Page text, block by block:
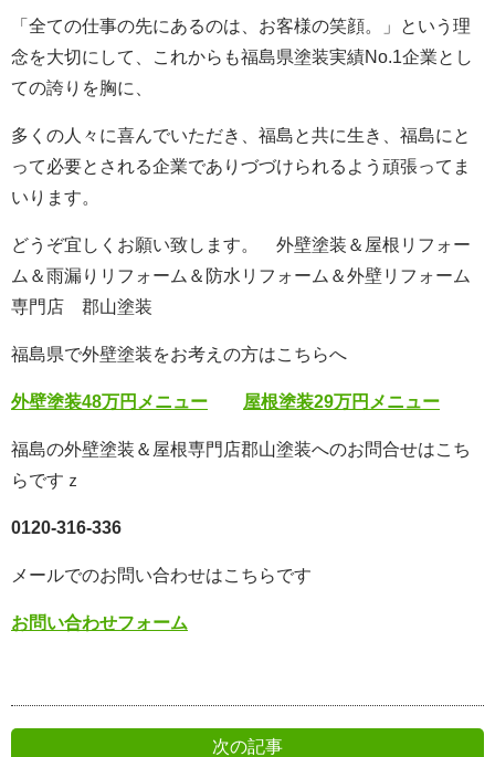
「全ての仕事の先にあるのは、お客様の笑顔。」という理
念を大切にして、これからも福島県塗装実績No.1企業とし
ての誇りを胸に、
多くの人々に喜んでいただき、福島と共に生き、福島にと
って必要とされる企業でありづづけられるよう頑張ってま
いります。
どうぞ宜しくお願い致します。 外壁塗装＆屋根リフォー
ム＆雨漏りリフォーム＆防水リフォーム＆外壁リフォーム
専門店 郡山塗装
福島県で外壁塗装をお考えの方はこちらへ
外壁塗装48万円メニュー 屋根塗装29万円メニュー
福島の外壁塗装＆屋根専門店郡山塗装へのお問合せはこち
らですｚ
0120-316-336
メールでのお問い合わせはこちらです
お問い合わせフォーム
次の記事